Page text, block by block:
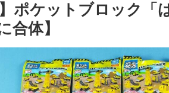
ポケットブロック「
合体】